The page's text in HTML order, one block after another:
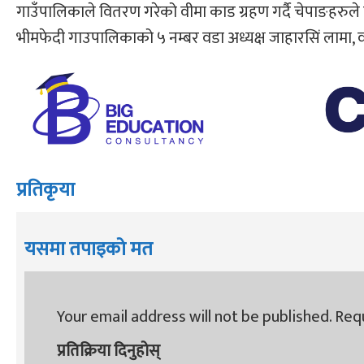
गाउँपालिकाले वितरण गरेको वीमा काड ग्रहण गर्दै चेपाङहरुले
भीमफेदी गाउपालिकाको ५ नम्बर वडा अध्यक्ष जाहारसिं
प्रतिकृया
यसमा तपाइको मत
Your email address will not be published.
प्रतिक्रिया दिनुहोस्